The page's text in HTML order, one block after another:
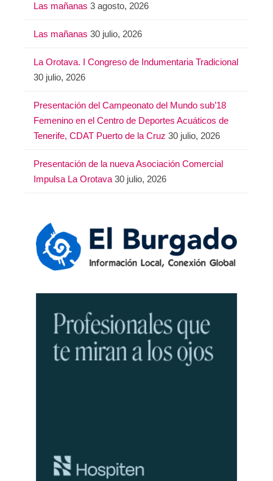
Las mañanas 3 agosto, 2026
Las mañanas 30 julio, 2026
La Orotava. I Congreso de Indumentaria Tradicional
30 julio, 2026
Presentación del Campeonato del Mundo sub’18
Femenino en el Centro de Deportes Acuáticos de
Tenerife, CDAT Puerto de la Cruz 30 julio, 2026
Presentación de la nueva Asociación Comercial
Impulsa La Orotava 30 julio, 2026